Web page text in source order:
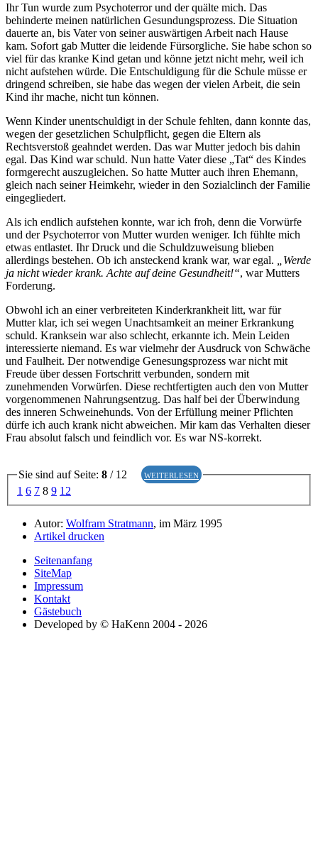
Ihr Tun wurde zum Psychoterror und der quälte mich. Das
behinderte meinen natürlichen Gesundungsprozess. Die Situation
dauerte an, bis Vater von seiner auswärtigen Arbeit nach Hause
kam. Sofort gab Mutter die leidende Fürsorgliche. Sie habe schon so
viel für das kranke Kind getan und könne jetzt nicht mehr, weil ich
nicht aufstehen würde. Die Entschuldigung für die Schule müsse er
dringend schreiben, sie habe das wegen der vielen Arbeit, die sein
Kind ihr mache, nicht tun können.
Wenn Kinder unentschuldigt in der Schule fehlten, dann konnte das,
wegen der gesetzlichen Schulpflicht, gegen die Eltern als
Rechtsverstoß geahndet werden. Das war Mutter jedoch bis dahin
egal. Das Kind war schuld. Nun hatte Vater diese „Tat“ des Kindes
formgerecht auszugleichen. So hatte Mutter auch ihren Ehemann,
gleich nach seiner Heimkehr, wieder in den Sozialclinch der Familie
eingegliedert.
Als ich endlich aufstehen konnte, war ich froh, denn die Vorwürfe
und der Psychoterror von Mutter wurden weniger. Ich fühlte mich
etwas entlastet. Ihr Druck und die Schuldzuweisung blieben
allerdings bestehen. Ob ich ansteckend krank war, war egal.
„Werde
ja nicht wieder krank. Achte auf deine Gesundheit!“, war Mutters
Forderung.
Obwohl ich an einer verbreiteten Kinderkrankheit litt, war für
Mutter klar, ich sei wegen Unachtsamkeit an meiner Erkrankung
schuld. Kranksein war also schlecht, erkannte ich. Mein Leiden
interessierte niemand. Es war vielmehr der Ausdruck von Schwäche
und Faulheit. Der notwendige Genesungsprozess war nicht mit
Freude über dessen Fortschritt verbunden, sondern mit
zunehmenden Vorwürfen. Diese rechtfertigten auch den von Mutter
vorgenommenen Nahrungsentzug. Das half bei der Überwindung
des inneren Schweinehunds. Von der Erfüllung meiner Pflichten
dürfe ich auch krank nicht abweichen. Mir kam das Verhalten dieser
Frau absolut falsch und feindlich vor. Es war NS-korrekt.
Sie sind auf Seite: 8 / 12
weiterlesen
1 6 7 8 9 12
Autor: Wolfram Stratmann, im März 1995
Artikel drucken
Seitenanfang
SiteMap
Impressum
Kontakt
Gästebuch
Developed by © HaKenn 2004 - 2026